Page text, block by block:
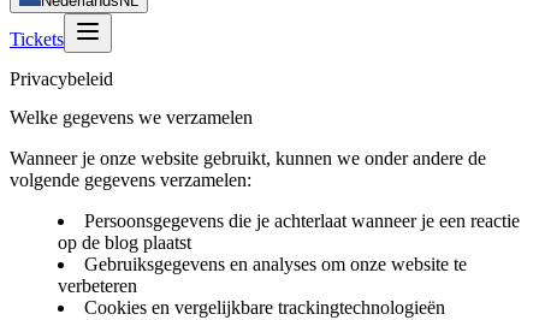
Tickets
Privacybeleid
Welke gegevens we verzamelen
Wanneer je onze website gebruikt, kunnen we onder andere de
volgende gegevens verzamelen:
Persoonsgegevens die je achterlaat wanneer je een reactie
op de blog plaatst
Gebruiksgegevens en analyses om onze website te
verbeteren
Cookies en vergelijkbare trackingtechnologieën